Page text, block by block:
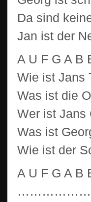
Da sind
Jan ist der
A U F G A
Wie ist
Was ist
Wer ist
Was ist
Wie ist
A U F G A